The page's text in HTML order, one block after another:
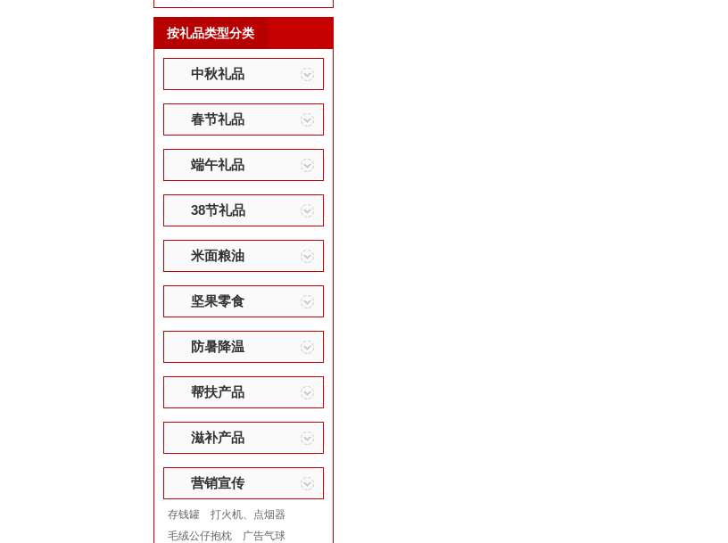
按礼品类型分类
中秋礼品
春节礼品
端午礼品
38节礼品
米面粮油
坚果零食
防暑降温
帮扶产品
滋补产品
营销宣传
存钱罐
打火机、点烟器
毛绒公仔抱枕
广告气球